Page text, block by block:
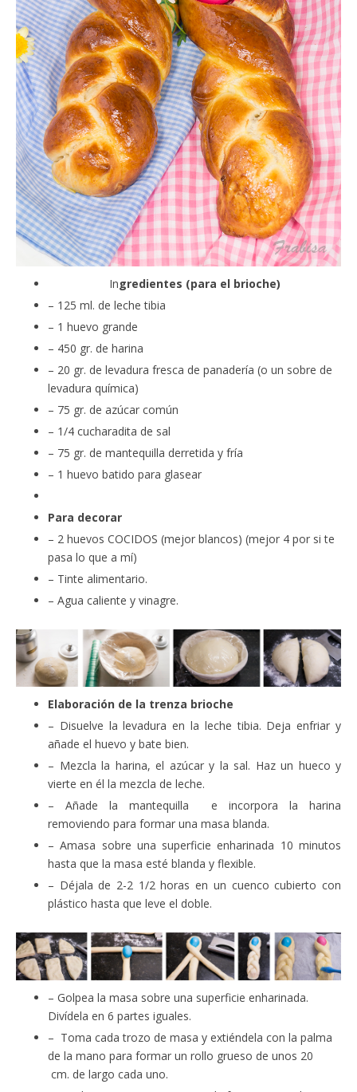
Ingredientes (para el brioche)
– 125 ml. de leche tibia
– 1 huevo grande
– 450 gr. de harina
– 20 gr. de levadura fresca de panadería (o un sobre de
levadura química)
– 75 gr. de azúcar común
– 1/4 cucharadita de sal
– 75 gr. de mantequilla derretida y fría
– 1 huevo batido para glasear
Para decorar
– 2 huevos COCIDOS (mejor blancos) (mejor 4 por si te
pasa lo que a mí)
– Tinte alimentario.
– Agua caliente y vinagre.
Elaboración de la trenza brioche
– Disuelve la levadura en la leche tibia. Deja enfriar y
añade el huevo y bate bien.
– Mezcla la harina, el azúcar y la sal. Haz un hueco y
vierte en él la mezcla de leche.
– Añade la mantequilla e incorpora la harina
removiendo para formar una masa blanda.
– Amasa sobre una superficie enharinada 10 minutos
hasta que la masa esté blanda y flexible.
– Déjala de 2-2 1/2 horas en un cuenco cubierto con
plástico hasta que leve el doble.
– Golpea la masa sobre una superficie enharinada.
Divídela en 6 partes iguales.
– Toma cada trozo de masa y extiéndela con la palma
de la mano para formar un rollo grueso de unos 20
cm. de largo cada uno.